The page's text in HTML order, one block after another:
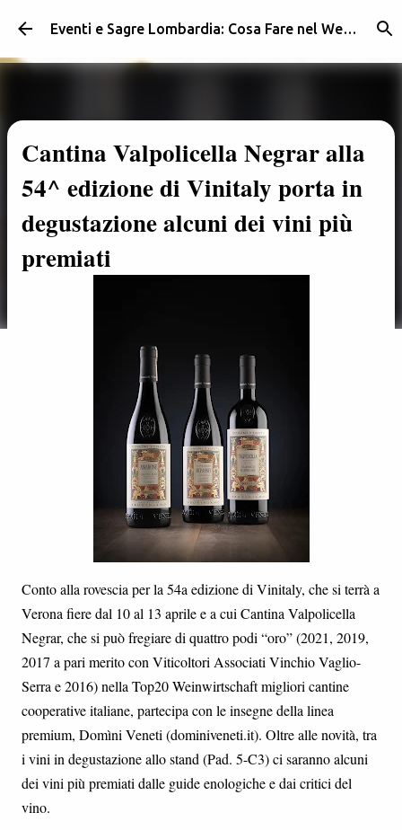
Passa ai contenuti principali Eventi e Sagre Lombardia: Cosa Fare nel Weekend | Weekendidea
Cantina Valpolicella Negrar alla
54^ edizione di Vinitaly porta in
degustazione alcuni dei vini più
premiati
Conto alla rovescia per la 54a edizione di Vinitaly, che si terrà a
Verona fiere dal 10 al 13 aprile e a cui Cantina Valpolicella
Negrar, che si può fregiare di quattro podi “oro” (2021, 2019,
2017 a pari merito con Viticoltori Associati Vinchio Vaglio-
Serra e 2016) nella Top20 Weinwirtschaft migliori cantine
cooperative italiane, partecipa con le insegne della linea
premium, Domìni Veneti (dominiveneti.it). Oltre alle novità, tra
i vini in degustazione allo stand (Pad. 5-C3) ci saranno alcuni
dei vini più premiati dalle guide enologiche e dai critici del
vino.